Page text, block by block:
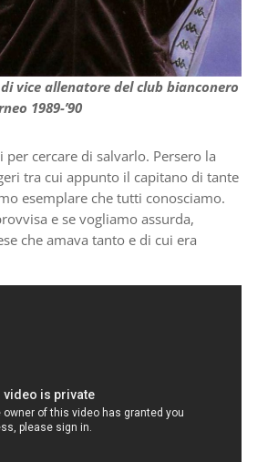
vice allenatore del club bianconero
1989-’90
per cercare di salvarlo. Persero la
tra cui appunto il capitano di tante
esemplare che tutti conosciamo.
e se vogliamo assurda,
che amava tanto e di cui era